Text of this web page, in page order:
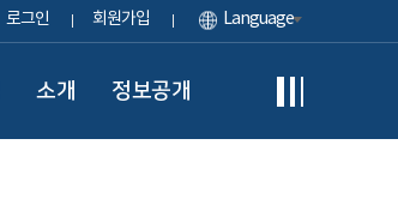
로그인 회원가입 Language
소개 정보공개